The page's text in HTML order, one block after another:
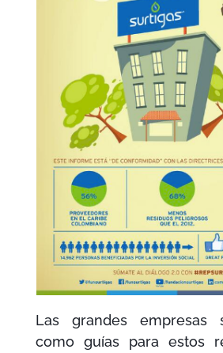
Las grandes empresas
como guías para estos